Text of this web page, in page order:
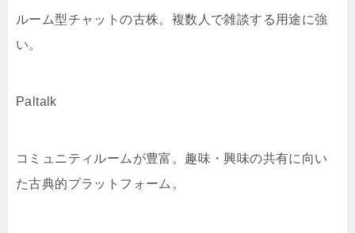
ルーム型チャットの古株。複数人で雑談する用途に強
い。
Paltalk
コミュニティルームが豊富。趣味・興味の共有に向い
た古典的プラットフォーム。